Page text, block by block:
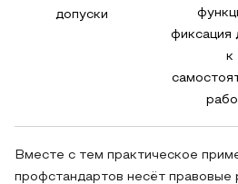
допуски
фиксация
к
Вместе с тем практическое
профстандартов несёт правовые